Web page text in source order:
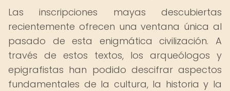
Las inscripciones mayas descubiertas
recientemente ofrecen una ventana única al
pasado de esta enigmática civilización. A
través de estos textos, los arqueólogos y
epigrafistas han podido descifrar aspectos
fundamentales de la cultura, la historia y la